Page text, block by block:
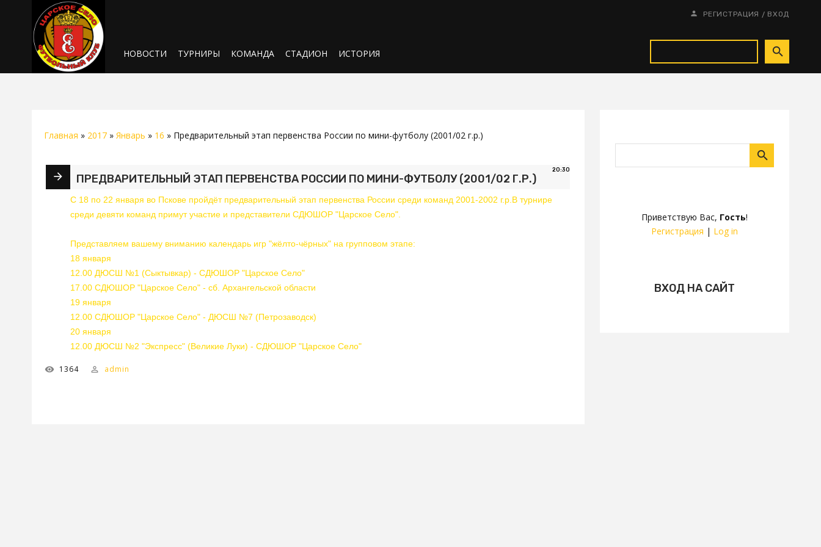
РЕГИСТРАЦИЯ / ВХОД
НОВОСТИ ТУРНИРЫ КОМАНДА СТАДИОН ИСТОРИЯ
Приветствую Вас, Гость!
Регистрация | Log in
ВХОД НА САЙТ
Главная » 2017 » Январь » 16 » Предварительный этап первенства России по мини-футболу (2001/02 г.р.)
20:30
ПРЕДВАРИТЕЛЬНЫЙ ЭТАП ПЕРВЕНСТВА РОССИИ ПО МИНИ-ФУТБОЛУ (2001/02 Г.Р.)
С 18 по 22 января во Пскове пройдёт предварительный этап первенства России среди команд 2001-2002 г.р.В турнире
среди девяти команд примут участие и представители СДЮШОР "Царское Село".
Представляем вашему вниманию календарь игр "жёлто-чёрных" на групповом этапе:
18 января
12.00 ДЮСШ №1 (Сыктывкар) - СДЮШОР "Царское Село"
17.00 СДЮШОР "Царское Село" - сб. Архангельской области
19 января
12.00 СДЮШОР "Царское Село" - ДЮСШ №7 (Петрозаводск)
20 января
12.00 ДЮСШ №2 "Экспресс" (Великие Луки) - СДЮШОР "Царское Село"
1364 admin